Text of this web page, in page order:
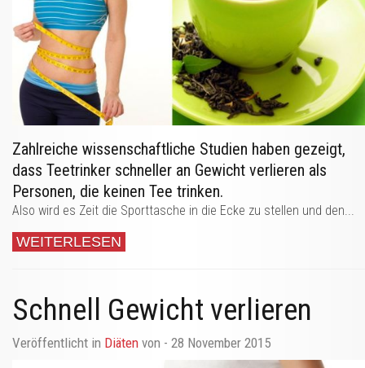
Zahlreiche wissenschaftliche Studien haben gezeigt,
dass Teetrinker schneller an Gewicht verlieren als
Personen, die keinen Tee trinken.
Also wird es Zeit die Sporttasche in die Ecke zu stellen und den...
WEITERLESEN
Schnell Gewicht verlieren
Veröffentlicht in Diäten von - 28 November 2015